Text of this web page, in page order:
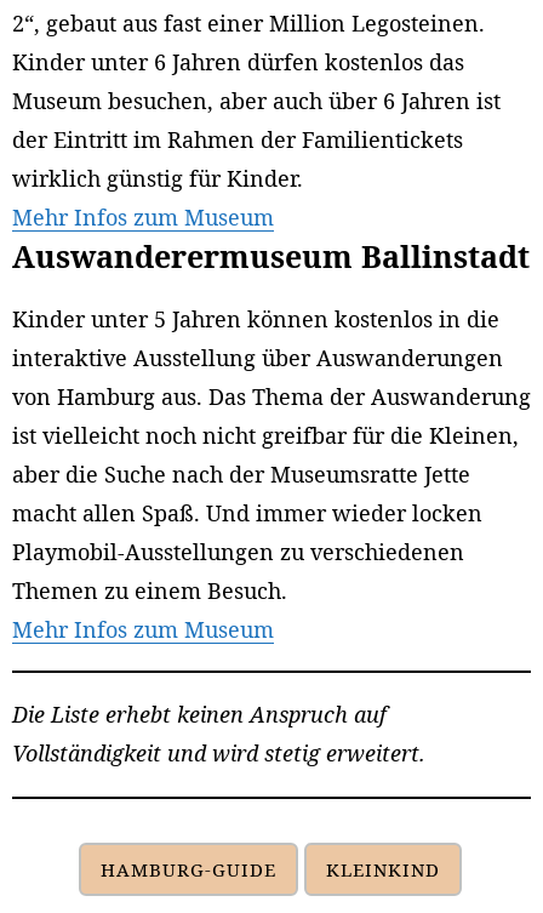
2“, gebaut aus fast einer Million Legosteinen.
Kinder unter 6 Jahren dürfen kostenlos das
Museum besuchen, aber auch über 6 Jahren ist
der Eintritt im Rahmen der Familientickets
wirklich günstig für Kinder.
Mehr Infos zum Museum
Auswanderermuseum Ballinstadt
Kinder unter 5 Jahren können kostenlos in die
interaktive Ausstellung über Auswanderungen
von Hamburg aus. Das Thema der Auswanderung
ist vielleicht noch nicht greifbar für die Kleinen,
aber die Suche nach der Museumsratte Jette
macht allen Spaß. Und immer wieder locken
Playmobil-Ausstellungen zu verschiedenen
Themen zu einem Besuch.
Mehr Infos zum Museum
Die Liste erhebt keinen Anspruch auf
Vollständigkeit und wird stetig erweitert.
HAMBURG-GUIDE KLEINKIND